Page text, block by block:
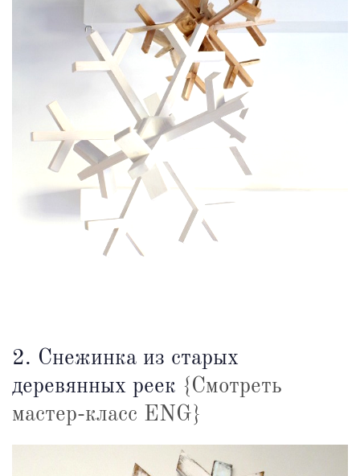
2. Снежинка из старых
деревянных реек {Смотреть
мастер-класс ENG}